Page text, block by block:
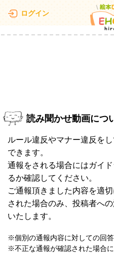
ログイン
読み聞かせ動画につ
ルール違反やマナー違反を
できます。
通報をされる場合にはガイ
るか確認してください。
ご通報頂きました内容を適
された場合のみ、投稿者へ
いたします。
※個別の通報内容に対しての回答
※不正な通報が確認された場合